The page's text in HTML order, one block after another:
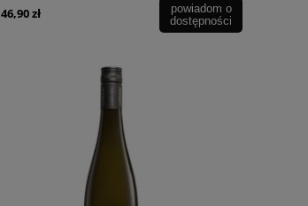
46,90 zł
powiadom o
dostępności